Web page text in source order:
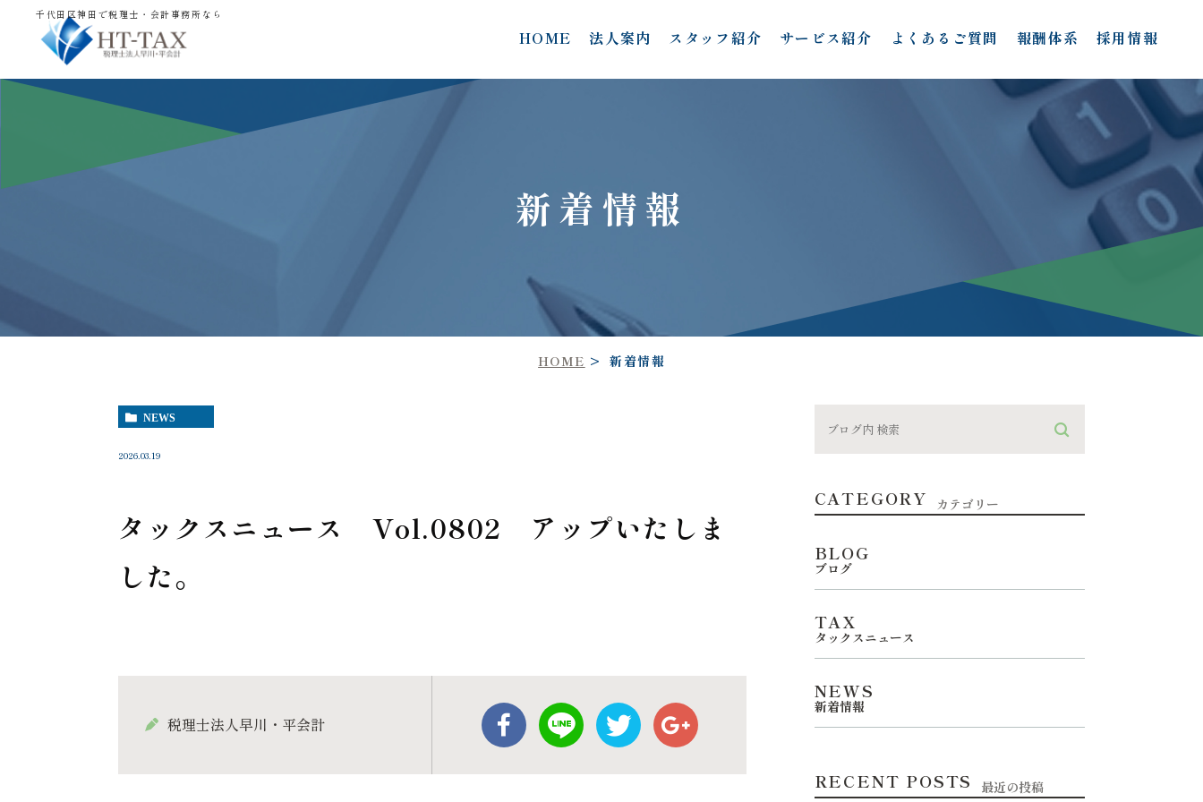
千代田区神田で税理士・会計事務所なら
HOME 法人案内 スタッフ紹介 サービス紹介 よくあるご質問 報酬体系 採用情報
新着情報
HOME 新着情報
NEWS
2026.03.19
タックスニュース Vol.0802 アップいたしま
した。
税理士法人早川・平会計
CATEGORY カテゴリー
BLOG
ブログ
TAX
タックスニュース
NEWS
新着情報
RECENT POSTS 最近の投稿